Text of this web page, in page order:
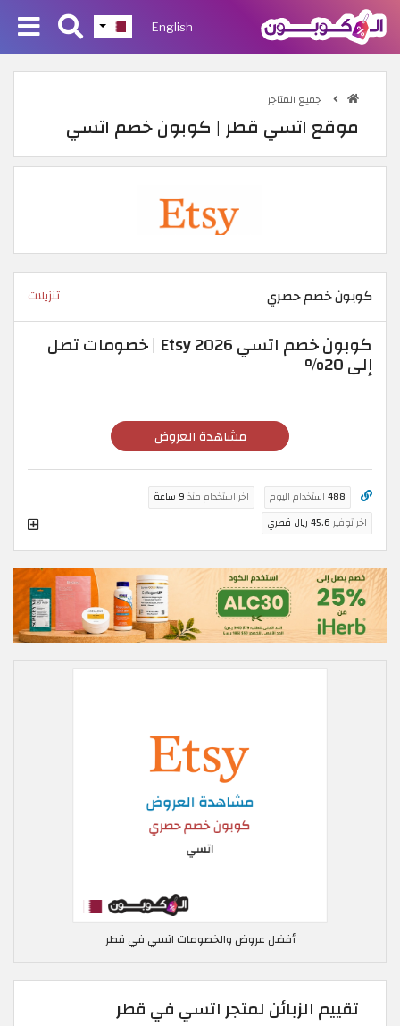
English
جميع المتاجر
موقع اتسي قطر | كوبون خصم اتسي
كوبون خصم حصري تنزيلات
كوبون خصم اتسي Etsy 2026 | خصومات تصل
إلى 20%
مشاهدة العروض
488 استخدام اليوم اخر استخدام منذ 9 ساعة
اخر توفير 45.6 ريال قطري
أفضل عروض والخصومات اتسي في قطر
تقييم الزبائن لمتجر اتسي في قطر